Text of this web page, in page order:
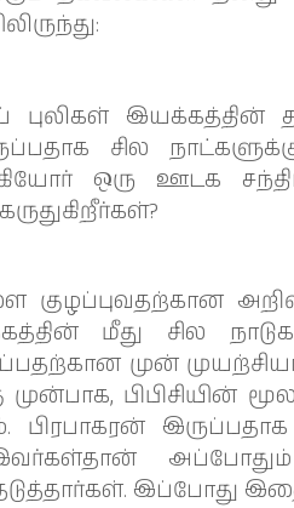
புலிகள்
சில
ஒரு ஊடக
குழப்புவதற்கான
மீது சில
முன்
பிபிசியின்
பிரபாகரன்
இப்போது